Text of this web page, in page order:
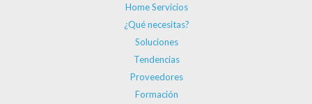
Home Servicios
¿Qué necesitas?
Soluciones
Tendencias
Proveedores
Formación